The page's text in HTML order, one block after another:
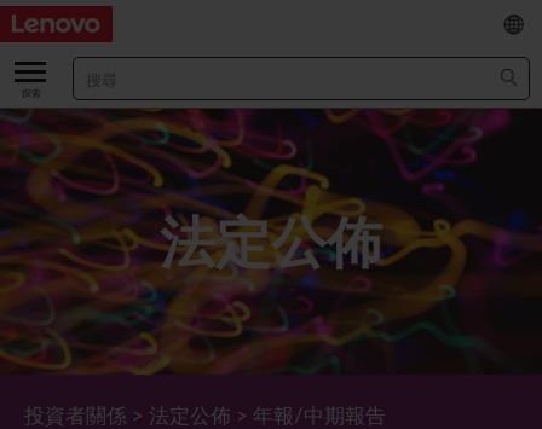
關於我們
關於公司
董事長兼首席執行官報告書
管理團隊 (英文版)
公司資料
Lenovo.com
業績及財務數據
主要財務數據
業績及推介材料
綜合損益表
綜合全面收益表
投資者
股票資料
股價資訊
新投資者
法定公佈
最新消息
年報/中期報告
企業管治
董事會
可持續發展
EN
/
简
法定公佈
投資者關係 > 法定公佈 > 年報/中期報告